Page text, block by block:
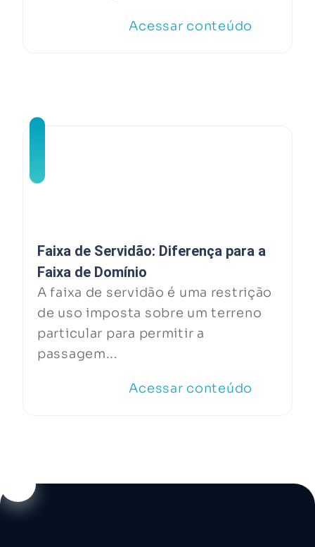
Acessar conteúdo
Faixa de Servidão: Diferença para a
Faixa de Domínio
A faixa de servidão é uma restrição
de uso imposta sobre um terreno
particular para permitir a
passagem...
Acessar conteúdo